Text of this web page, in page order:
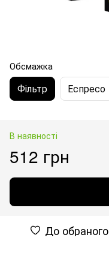
Обсмажка
Фільтр Еспресо
В наявності
512 грн
До обраного